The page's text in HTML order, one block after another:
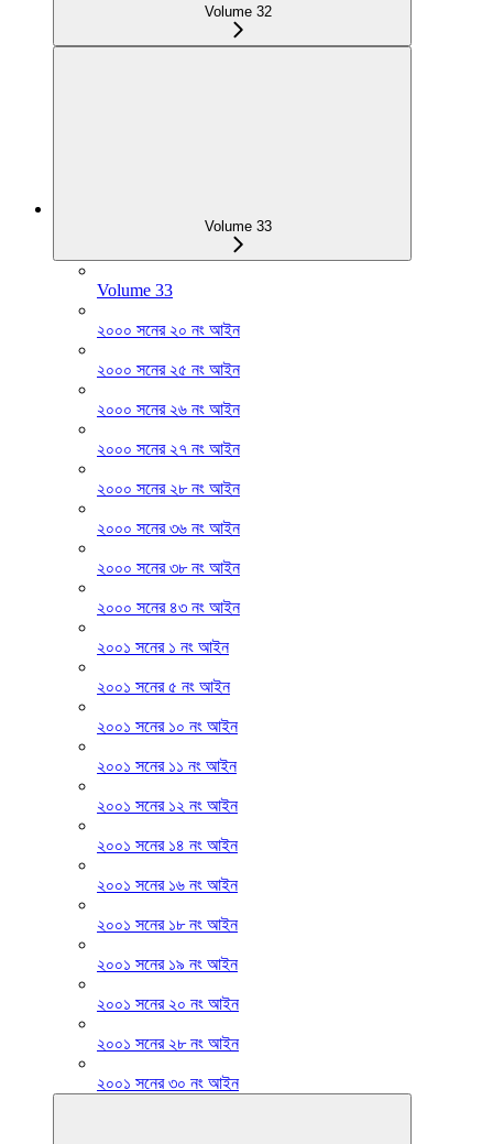
Volume 32
Volume 33
Volume 33
২০০০ সনের ২০ নং আইন
২০০০ সনের ২৫ নং আইন
২০০০ সনের ২৬ নং আইন
২০০০ সনের ২৭ নং আইন
২০০০ সনের ২৮ নং আইন
২০০০ সনের ৩৬ নং আইন
২০০০ সনের ৩৮ নং আইন
২০০০ সনের ৪৩ নং আইন
২০০১ সনের ১ নং আইন
২০০১ সনের ৫ নং আইন
২০০১ সনের ১০ নং আইন
২০০১ সনের ১১ নং আইন
২০০১ সনের ১২ নং আইন
২০০১ সনের ১৪ নং আইন
২০০১ সনের ১৬ নং আইন
২০০১ সনের ১৮ নং আইন
২০০১ সনের ১৯ নং আইন
২০০১ সনের ২০ নং আইন
২০০১ সনের ২৮ নং আইন
২০০১ সনের ৩০ নং আইন